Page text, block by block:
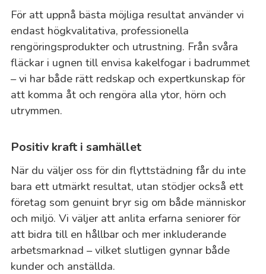
För att uppnå bästa möjliga resultat använder vi
endast högkvalitativa, professionella
rengöringsprodukter och utrustning. Från svåra
fläckar i ugnen till envisa kakelfogar i badrummet
– vi har både rätt redskap och expertkunskap för
att komma åt och rengöra alla ytor, hörn och
utrymmen.
Positiv kraft i samhället
När du väljer oss för din flyttstädning får du inte
bara ett utmärkt resultat, utan stödjer också ett
företag som genuint bryr sig om både människor
och miljö. Vi väljer att anlita erfarna seniorer för
att bidra till en hållbar och mer inkluderande
arbetsmarknad – vilket slutligen gynnar både
kunder och anställda.